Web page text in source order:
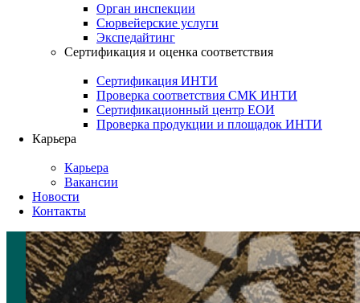
Орган инспекции
Сюрвейерские услуги
Экспедайтинг
Сертификация и оценка соответствия
Сертификация ИНТИ
Проверка соответствия СМК ИНТИ
Сертификационный центр ЕОИ
Проверка продукции и площадок ИНТИ
Карьера
Карьера
Вакансии
Новости
Контакты
АКТУАЛЬНЫЕ НОВОСТИ